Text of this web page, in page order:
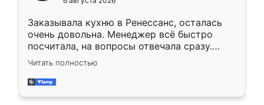
мебели буду заказывать только здесь.
Заказывала кухню в Ренессанс, осталась
очень довольна. Менеджер всё быстро
посчитала, на вопросы отвечала сразу.
Замерщик приехал в субботу, подошёл к
делу со всей ответственностью. Собрали
за день, ребята работали аккуратно, даже
Читать полностью